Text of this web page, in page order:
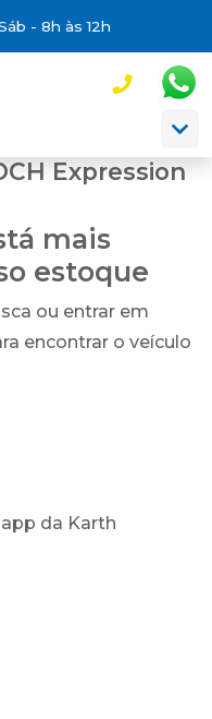
- 8h às 12h
Expression
mais
estoque
ou entrar em
encontrar o veículo
da Karth